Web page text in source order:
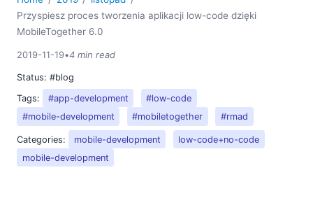
Przyspiesz proces tworzenia aplikacji low-code dzięki
MobileTogether 6.0
2019-11-19•4 min read
Status: #blog
Tags:
#app-development
#low-code
#mobile-development
#mobiletogether #rmad
Categories: mobile-development
low-code+no-code
mobile-development